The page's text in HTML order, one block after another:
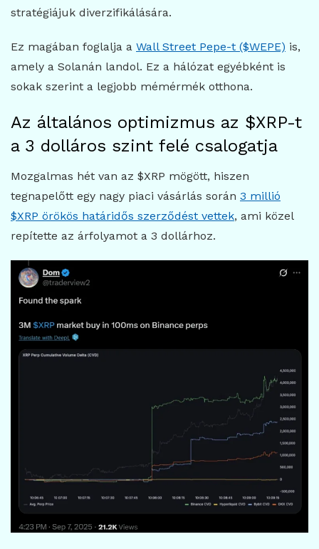
stratégiájuk diverzifikálására.
Ez magában foglalja a Wall Street Pepe-t ($WEPE) is,
amely a Solanán landol. Ez a hálózat egyébként is
sokak szerint a legjobb mémérmék otthona.
Az általános optimizmus az $XRP-t
a 3 dolláros szint felé csalogatja
Mozgalmas hét van az $XRP mögött, hiszen
tegnapelőtt egy nagy piaci vásárlás során 3 millió
$XRP örökös határidős szerződést vettek, ami közel
repítette az árfolyamot a 3 dollárhoz.